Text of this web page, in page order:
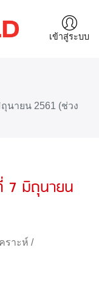
เข้าสู่ระบบ
นายน 2561 (ช่วง
7 มิถุนายน
ราะห์ /